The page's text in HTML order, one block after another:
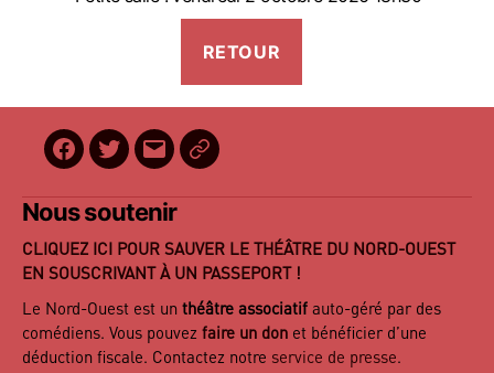
Facebook
Twitter
E-
mail
BilletReduc
Nous soutenir
CLIQUEZ ICI POUR SAUVER LE THÉÂTRE DU NORD-OUEST
EN SOUSCRIVANT À UN PASSEPORT !
Le Nord-Ouest est un théâtre associatif auto-géré par des
comédiens. Vous pouvez faire un don et bénéficier d’une
déduction fiscale. Contactez notre service de presse.